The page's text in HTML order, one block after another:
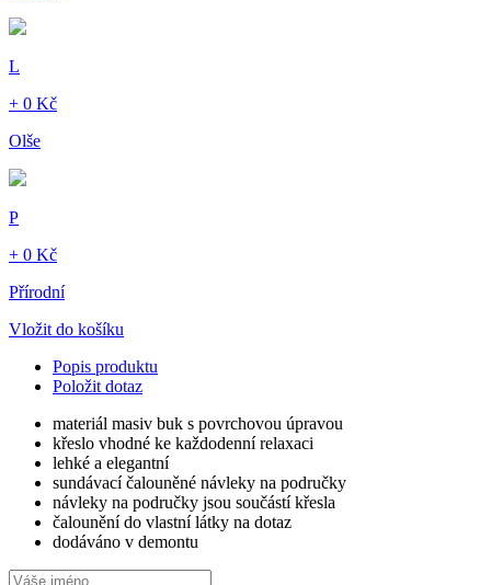
L
+ 0 Kč
Olše
P
+ 0 Kč
Přírodní
Vložit do košíku
Popis produktu
Položit dotaz
materiál masiv buk s povrchovou úpravou
křeslo vhodné ke každodenní relaxaci
lehké a elegantní
sundávací čalouněné návleky na područky
návleky na područky jsou součástí křesla
čalounění do vlastní látky na dotaz
dodáváno v demontu